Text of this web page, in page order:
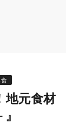
地元食材